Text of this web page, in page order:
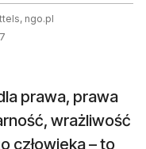
ngo.pl
prawa, prawa
wrażliwość
człowieka – to